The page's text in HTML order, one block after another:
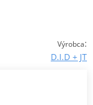
Výrobca:
D.I.D + JT